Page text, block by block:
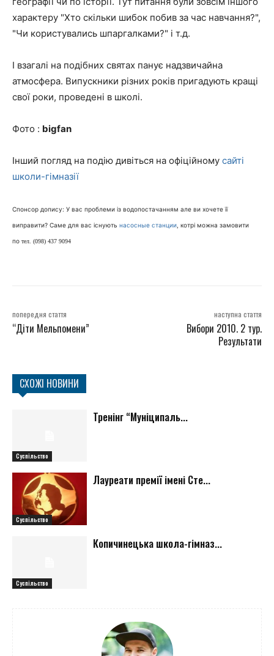
характеру "Хто скільки шибок побив за час навчання?",
"Чи користувались шпаргалками?" і т.д.
І взагалі на подібних святах панує надзвичайна
атмосфера. Випускники різних років пригадують кращі
свої роки, проведені в школі.
Фото : bigfan
Інший погляд на подію дивіться на офіційному сайті
школи-гімназії
Спонсор допису: У вас проблеми із водопостачанням але ви хочете її
виправити? Саме для вас існують насосные станции , котрі можна замовити
по тел. (098) 437 9094
попередня стаття
“Діти Мельпомени”
наступна стаття
Вибори 2010. 2 тур.
Результати
СХОЖІ НОВИНИ
Суспільство
Тренінг “Муніципаль...
Суспільство
Лауреати премії імені Сте...
Суспільство
Копичинецька школа-гімназ...